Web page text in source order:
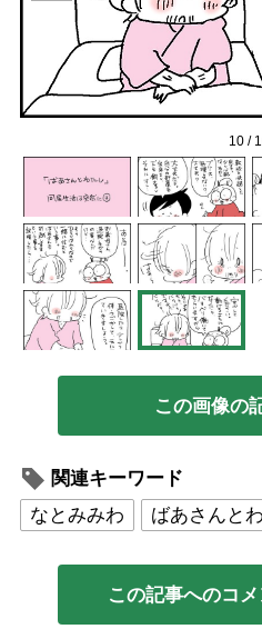
10/
この画像の
関連キーワード
なとみみわ
ばあさんと
この記事へのコメ